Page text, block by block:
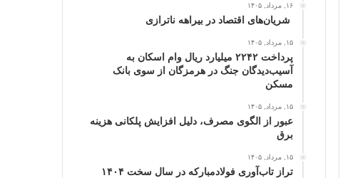
۱۶, مرداد, ۱۴۰۵
شریان‌های اقتصاد در بیراهه ناترازی
۱۵, مرداد, ۱۴۰۵
پرداخت ۲۲۴۲ میلیارد ریال وام اسکان به
آسیب‌دیدگان جنگ در هرمزگان از سوی بانک
مسکن
۱۵, مرداد, ۱۴۰۵
عبور از الگوی مصرف، دلیل افزایش پلکانی هزینه
برق
۱۵, مرداد, ۱۴۰۵
تراز تاب‌آوری فولادمبارکه در سال سخت ۱۴۰۴